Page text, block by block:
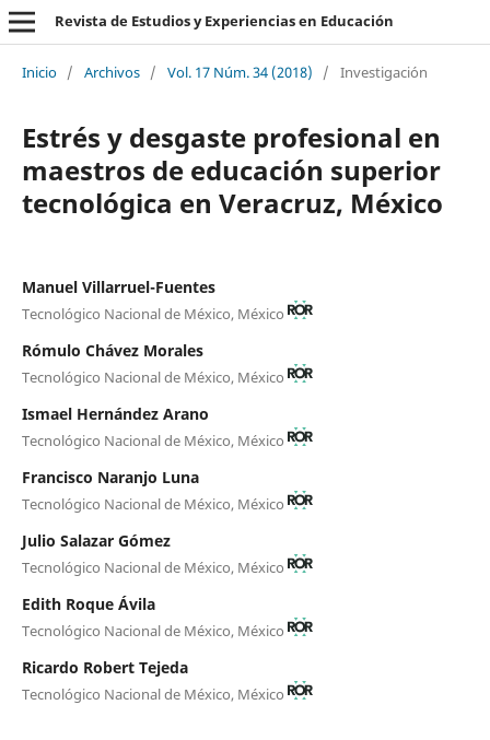
Revista de Estudios y Experiencias en Educación
Inicio / Archivos / Vol. 17 Núm. 34 (2018) / Investigación
Estrés y desgaste profesional en
maestros de educación superior
tecnológica en Veracruz, México
Manuel Villarruel-Fuentes
Tecnológico Nacional de México, México
Rómulo Chávez Morales
Tecnológico Nacional de México, México
Ismael Hernández Arano
Tecnológico Nacional de México, México
Francisco Naranjo Luna
Tecnológico Nacional de México, México
Julio Salazar Gómez
Tecnológico Nacional de México, México
Edith Roque Ávila
Tecnológico Nacional de México, México
Ricardo Robert Tejeda
Tecnológico Nacional de México, México